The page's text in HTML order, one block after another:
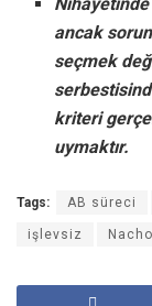
ancak
seçmek
kriteri
uymaktır.
Tags: AB süreci
işlevsiz